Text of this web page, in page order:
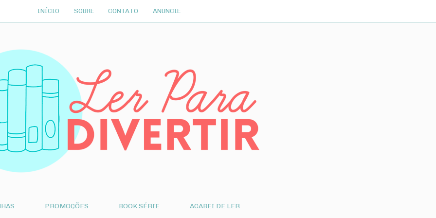
INÍCIO SOBRE CONTATO ANUNCIE
PROMOÇÕES BOOK SÉRIE ACABEI DE LER